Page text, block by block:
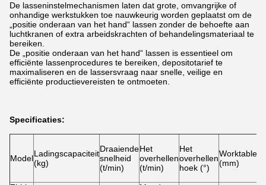
De lasseninstelmechanismen laten dat grote, omvangrijke of
onhandige werkstukken toe nauwkeurig worden geplaatst om de
„positie onderaan van het hand“ lassen zonder de behoefte aan
luchtkranen of extra arbeidskrachten of behandelingsmateriaal te
bereiken.
De „positie onderaan van het hand“ lassen is essentieel om
efficiënte lassenprocedures te bereiken, depositotarief te
maximaliseren en de lassersvraag naar snelle, veilige en
efficiënte productievereisten te ontmoeten.
Specificaties:
ModelLadingscapaciteit
(kg)
Draaiende
snelheid
(t/min)
Het
overhellen
(t/min)
Het
overhellen
hoek (°)
(mm)